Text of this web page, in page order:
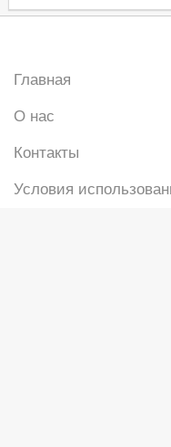
Главная
О нас
Контакты
Условия